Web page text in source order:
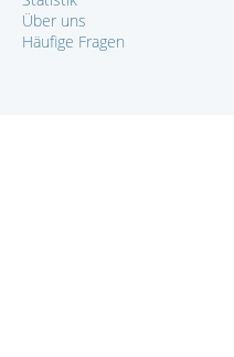
Über uns
Häufige Fragen